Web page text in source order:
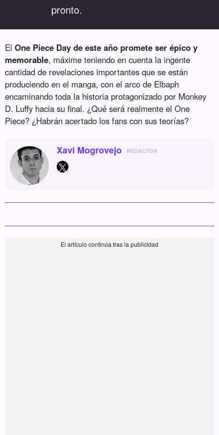
pronto.
ElOne Piece Day de este año promete ser épico y
memorable, máxime teniendo en cuenta la ingente
cantidad de revelaciones importantes que se están
produciendo en el manga, con el arco de Elbaph
encaminando toda la historia protagonizado por Monkey
D. Luffy hacia su final. ¿Qué será realmente el One
Piece? ¿Habrán acertado los fans con sus teorías?
Xavi Mogrovejo REDACTOR